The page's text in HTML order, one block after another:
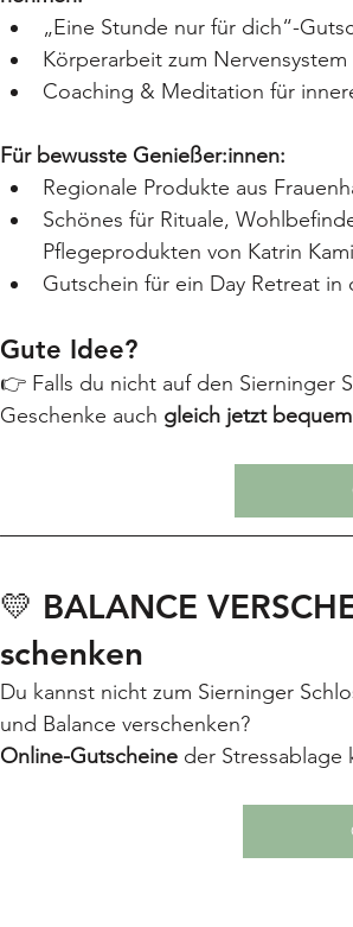
„Eine Stunde nur für dich“-
Körperarbeit zum
Coaching & Meditation für
Für bewusste Genießer:innen:
Regionale Produkte aus
Schönes für Rituale,
Pflegeprodukten von Katrin
Gutschein für ein Day Retreat in
Gute Idee?
👉 Falls du nicht auf den Sierninger
Geschenke auch gleich jetzt
💛 BALANCE
schenken
Du kannst nicht zum Sierninger
und Balance verschenken?
Online-Gutscheine der Stressablage